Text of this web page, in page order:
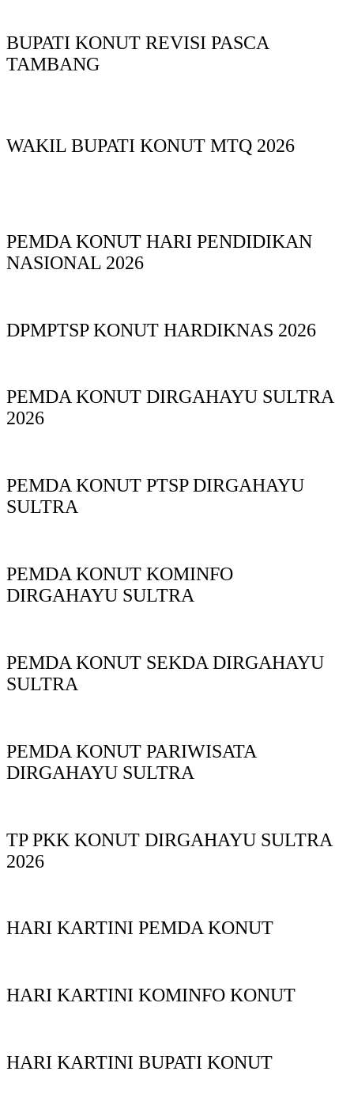
BUPATI KONUT REVISI PASCA
TAMBANG
WAKIL BUPATI KONUT MTQ 2026
PEMDA KONUT HARI PENDIDIKAN
NASIONAL 2026
DPMPTSP KONUT HARDIKNAS 2026
PEMDA KONUT DIRGAHAYU SULTRA
2026
PEMDA KONUT PTSP DIRGAHAYU
SULTRA
PEMDA KONUT KOMINFO
DIRGAHAYU SULTRA
PEMDA KONUT SEKDA DIRGAHAYU
SULTRA
PEMDA KONUT PARIWISATA
DIRGAHAYU SULTRA
TP PKK KONUT DIRGAHAYU SULTRA
2026
HARI KARTINI PEMDA KONUT
HARI KARTINI KOMINFO KONUT
HARI KARTINI BUPATI KONUT